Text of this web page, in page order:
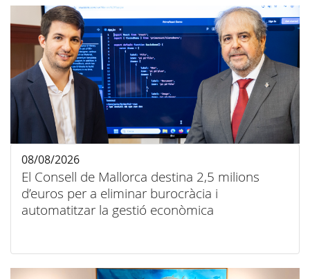
El Consell de Mallorca destina 2,5 milions
d’euros per a eliminar burocràcia i
automatitzar la gestió econòmica
08/08/2026